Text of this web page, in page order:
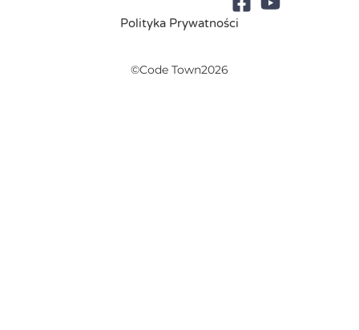
Polityka Prywatności
©Code Town2026